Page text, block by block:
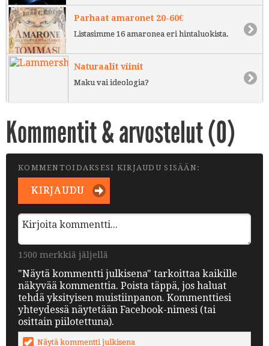
Parhaat amaronet 20-60€
Listasimme 16 amaronea eri hintaluokista.
Naturaalit viinit
Maku vai ideologia?
Kommentit & arvostelut (0)
KOMMENTOIDAKSESI KIRJAUDU SISÄÄN:
KIRJAUDU
1500 merkkiä jäljellä
"Näytä kommentti julkisena" tarkoittaa kaikille
näkyvää kommenttia. Poista täppä, jos haluat
tehdä yksityisen muistiinpanon. Kommenttiesi
yhteydessä näytetään Facebook-nimesi (tai
osittain piilotettuna).
Näytä kommentti julkisena